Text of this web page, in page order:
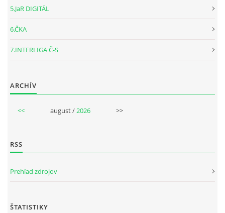
5.JaR DIGITÁL
6.ČKA
7.INTERLIGA Č-S
ARCHÍV
<< august /2026 >>
RSS
Prehľad zdrojov
ŠTATISTIKY